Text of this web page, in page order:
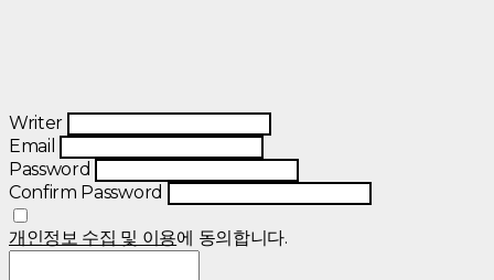
Writer
Email
Password
Confirm Password
개인정보 수집 및 이용에 동의합니다.